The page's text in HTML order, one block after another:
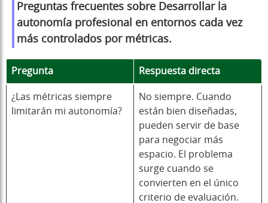
Preguntas frecuentes sobre Desarrollar la
autonomía profesional en entornos cada vez
más controlados por métricas.
Pregunta Respuesta directa
¿Las métricas siempre
limitarán mi autonomía?
No siempre. Cuando
están bien diseñadas,
pueden servir de base
para negociar más
espacio. El problema
surge cuando se
convierten en el único
criterio de evaluación.